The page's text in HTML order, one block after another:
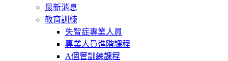
最新消息
教育訓練
失智症專業人員
專業人員進階課程
A個管訓練課程